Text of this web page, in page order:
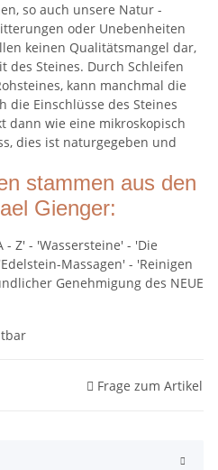
so auch unsere Natur -
oder Unebenheiten
keinen Qualitätsmangel dar,
des Steines. Durch Schleifen
kann manchmal die
die Einschlüsse des Steines
dann wie eine mikroskopisch
dies ist naturgegeben und
stammen aus den
Gienger:
- Z' - 'Wassersteine' - 'Die
Massagen' - 'Reinigen
Genehmigung des NEUE
Frage zum Artikel